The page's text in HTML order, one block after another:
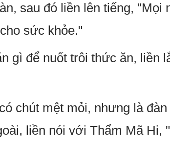
sau đó liền lên tiếng, "Mọi
sức khỏe."
gì để nuốt trôi thức ăn, liền
chút mệt mỏi, nhưng là
liền nói với Thẩm Mã Hi,